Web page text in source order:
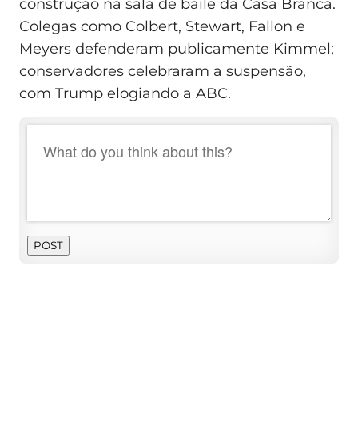
construção na sala de baile da Casa Branca.
Colegas como Colbert, Stewart, Fallon e
Meyers defenderam publicamente Kimmel;
conservadores celebraram a suspensão,
com Trump elogiando a ABC.
POST